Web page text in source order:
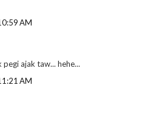
AM
ajak taw... hehe...
AM